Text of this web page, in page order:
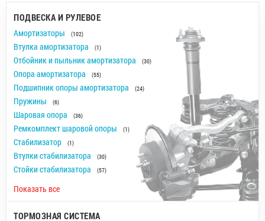
ПОДВЕСКА И РУЛЕВОЕ
Амортизаторы (102)
Втулка амортизатора (1)
Отбойник и пыльник амортизатора (30)
Опора амортизатора (55)
Подшипник опоры амортизатора (24)
Пружины (6)
Шаровая опора (36)
Ремкомплект шаровой опоры (1)
Стабилизатор (1)
Втулки стабилизатора (30)
Стойки стабилизатора (57)
Показать все
ТОРМОЗНАЯ СИСТЕМА